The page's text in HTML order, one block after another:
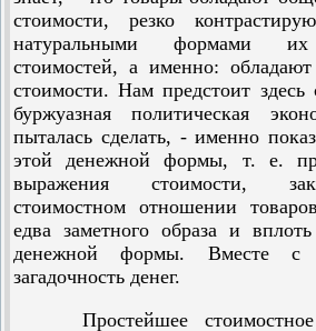
стоимости, резко
натуральными формами их
стоимостей, а именно:
стоимости. Нам предстоит здесь
буржуазная политическая
пыталась сделать, - именно
этой денежной формы, т. е.
выражения стоимости,
стоимостном отношении
едва заметного образа и
денежной формы. Вместе с
загадочность денег.
Простейшее стоимостное